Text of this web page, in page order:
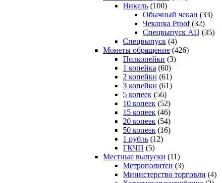
Никель (100)
Обычный чекан (33)
Чеканка Proof(32)
Спецвыпуск АЦ (35)
Спецвыпуск (4)
Монеты обращение (426)
Полкопейки (3)
1 копейка (60)
2 копейки (61)
3 копейки (61)
5 копеек (56)
10 копеек (52)
15 копеек (46)
20 копеек (54)
50 копеек (16)
1 рубль (12)
ГКЧП (5)
Местные выпуски (11)
Метрополитен (3)
Министерство торговли (4)